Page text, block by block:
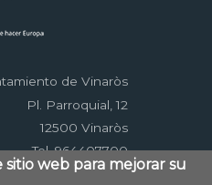
de Vinaròs
Pl. Parroquial, 12
12500 Vinaròs
Tel. 964407700
sitio web para mejorar su